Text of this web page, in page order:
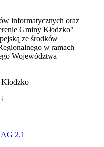
informatycznych oraz
Gminy Kłodzko"
ze środków
w ramach
Województwa
2.1